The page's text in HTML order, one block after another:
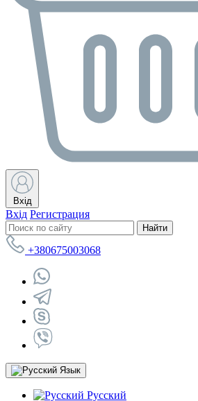
Вхід
Вхід Регистрация
Найти
+380675003068
Язык
Русский